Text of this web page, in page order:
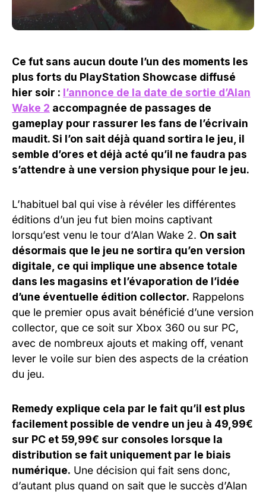
Ce fut sans aucun doute l’un des moments les
plus forts du PlayStation Showcase diffusé
hier soir : l’annonce de la date de sortie d’Alan
Wake 2 accompagnée de passages de
gameplay pour rassurer les fans de l’écrivain
maudit. Si l’on sait déjà quand sortira le jeu, il
semble d’ores et déjà acté qu’il ne faudra pas
s’attendre à une version physique pour le jeu.
L’habituel bal qui vise à révéler les différentes
éditions d’un jeu fut bien moins captivant
lorsqu’est venu le tour d’Alan Wake 2. On sait
désormais que le jeu ne sortira qu’en version
digitale, ce qui implique une absence totale
dans les magasins et l’évaporation de l’idée
d’une éventuelle édition collector. Rappelons
que le premier opus avait bénéficié d’une version
collector, que ce soit sur Xbox 360 ou sur PC,
avec de nombreux ajouts et making off, venant
lever le voile sur bien des aspects de la création
du jeu.
Remedy explique cela par le fait qu’il est plus
facilement possible de vendre un jeu à 49,99€
sur PC et 59,99€ sur consoles lorsque la
distribution se fait uniquement par le biais
numérique. Une décision qui fait sens donc,
d’autant plus quand on sait que le succès d’Alan